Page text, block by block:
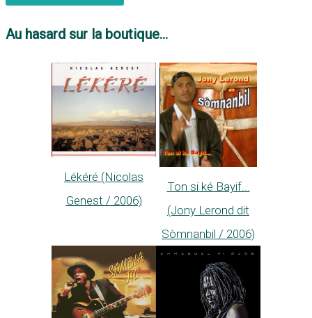
Au hasard sur la boutique...
Lékéré (Nicolas
Genest / 2006)
Ton si ké Bayif...
(Jony Lerond dit
Sòmnanbil / 2006)